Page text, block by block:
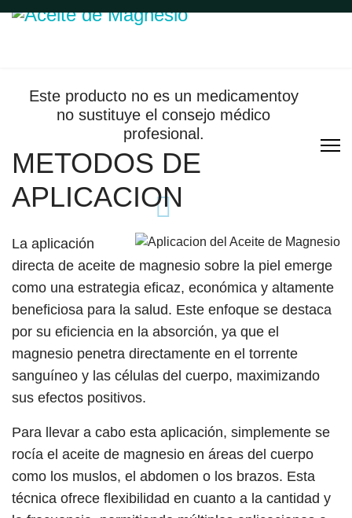
Este producto no es un medicamentoy
no sustituye el consejo médico
profesional.
METODOS DE
APLICACION
La aplicación
directa de aceite de magnesio sobre la piel emerge
como una estrategia eficaz, económica y altamente
beneficiosa para la salud. Este enfoque se destaca
por su eficiencia en la absorción, ya que el
magnesio penetra directamente en el torrente
sanguíneo y las células del cuerpo, maximizando
sus efectos positivos.
Para llevar a cabo esta aplicación, simplemente se
rocía el aceite de magnesio en áreas del cuerpo
como los muslos, el abdomen o los brazos. Esta
técnica ofrece flexibilidad en cuanto a la cantidad y